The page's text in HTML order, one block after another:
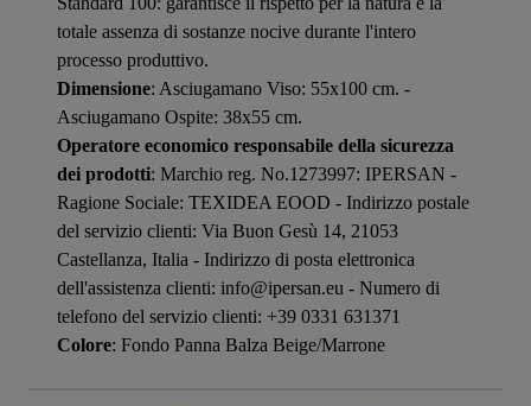
totale assenza di sostanze nocive durante l'intero
processo produttivo.
Dimensione: Asciugamano Viso: 55x100 cm. -
Asciugamano Ospite: 38x55 cm.
Operatore economico responsabile della sicurezza
dei prodotti: Marchio reg. No.1273997: IPERSAN -
Ragione Sociale: TEXIDEA EOOD - Indirizzo postale
del servizio clienti: Via Buon Gesù 14, 21053
Castellanza, Italia - Indirizzo di posta elettronica
dell'assistenza clienti: info@ipersan.eu - Numero di
telefono del servizio clienti: +39 0331 631371
Colore: Fondo Panna Balza Beige/Marrone